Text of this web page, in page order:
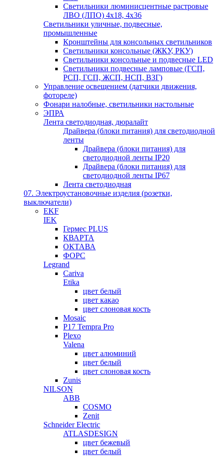
Светильники люминисцентные растровые
ЛВО (ЛПО) 4х18, 4х36
Светильники уличные, подвесные,
промышленные
Кронштейны для консольных светильников
Светильники консольные (ЖКУ, РКУ)
Светильники консольные и подвесные LED
Светильники подвесные ламповые (ГСП,
РСП, ГСП, ЖСП, НСП, ВЗГ)
Управление освещением (датчики движения,
фотореле)
Фонари налобные, светильники настольные
ЭПРА
Лента светодиодная, дюралайт
Драйвера (блоки питания) для светодиодной
ленты
Драйвера (блоки питания) для
светодиодной ленты IP20
Драйвера (блоки питания) для
светодиодной ленты IP67
Лента светодиодная
07. Электроустановочные изделия (розетки,
выключатели)
EKF
IEK
Гермес PLUS
КВАРТА
ОКТАВА
ФОРС
Legrand
Cariva
Etika
цвет белый
цвет какао
цвет слоновая кость
Mosaic
P17 Tempra Pro
Plexo
Valena
цвет алюминий
цвет белый
цвет слоновая кость
Zunis
NILSON
ABB
COSMO
Zenit
Schneider Electric
ATLASDESIGN
цвет бежевый
цвет белый